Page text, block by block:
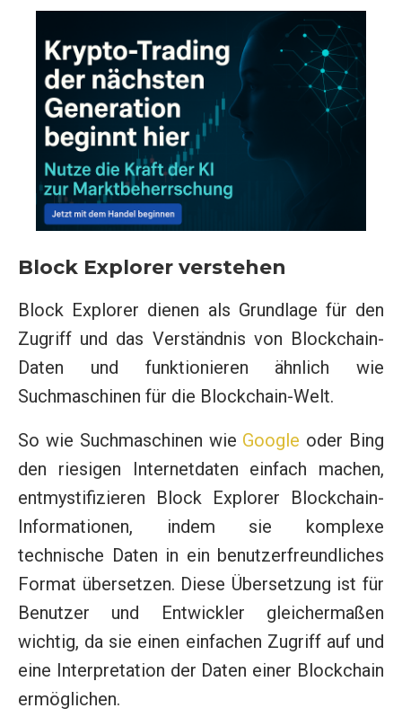
Block Explorer verstehen
Block Explorer dienen als Grundlage für den
Zugriff und das Verständnis von Blockchain-
Daten und funktionieren ähnlich wie
Suchmaschinen für die Blockchain-Welt.
So wie Suchmaschinen wie Google oder Bing
den riesigen Internetdaten einfach machen,
entmystifizieren Block Explorer Blockchain-
Informationen, indem sie komplexe
technische Daten in ein benutzerfreundliches
Format übersetzen. Diese Übersetzung ist für
Benutzer und Entwickler gleichermaßen
wichtig, da sie einen einfachen Zugriff auf und
eine Interpretation der Daten einer Blockchain
ermöglichen.